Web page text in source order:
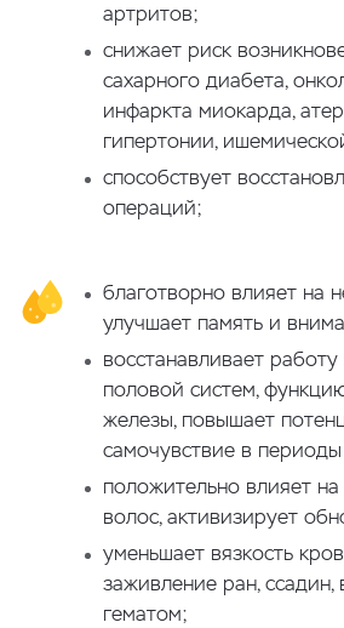
артритов;
снижает риск
сахарного диабета,
инфаркта миокарда,
гипертонии,
способствует
операций;
благотворно влияет на
улучшает память и
восстанавливает
половой систем,
железы, повышает
самочувствие в
положительно влияет
волос, активизирует
уменьшает вязкость
заживление ран, ссадин,
гематом;